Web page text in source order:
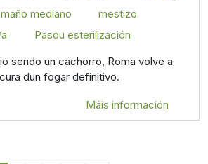
mediano
mestizo
Pasou esterilización
sendo un cachorro, Roma volve a
dun fogar definitivo.
Máis información